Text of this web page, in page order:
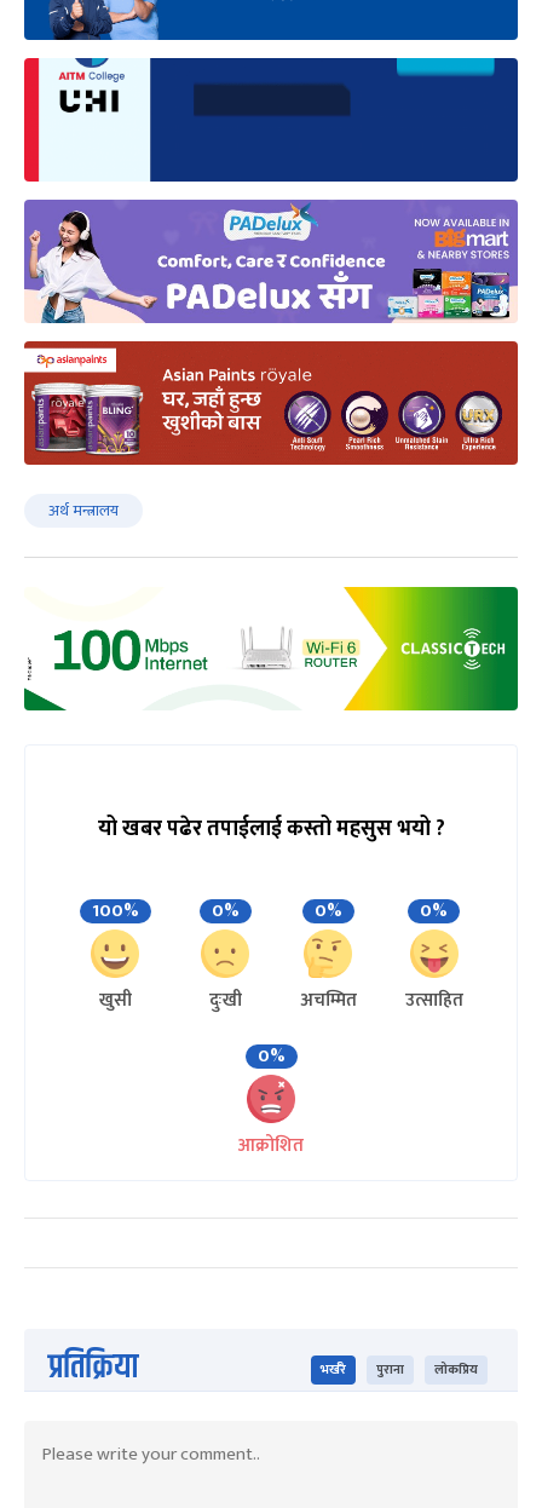
अर्थ मन्त्रालय
यो खबर पढेर तपाईलाई कस्तो महसुस भयो ?
100%
खुसी
0%
दुःखी
0%
अचम्मित
0%
उत्साहित
0%
आक्रोशित
प्रतिक्रिया भर्खरै पुराना लोकप्रिय